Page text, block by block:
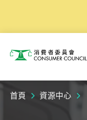
消費者委員會
首頁 資源中心